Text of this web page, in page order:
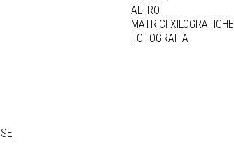
ALTRO
MATRICI XILOGRAFICHE
FOTOGRAFIA